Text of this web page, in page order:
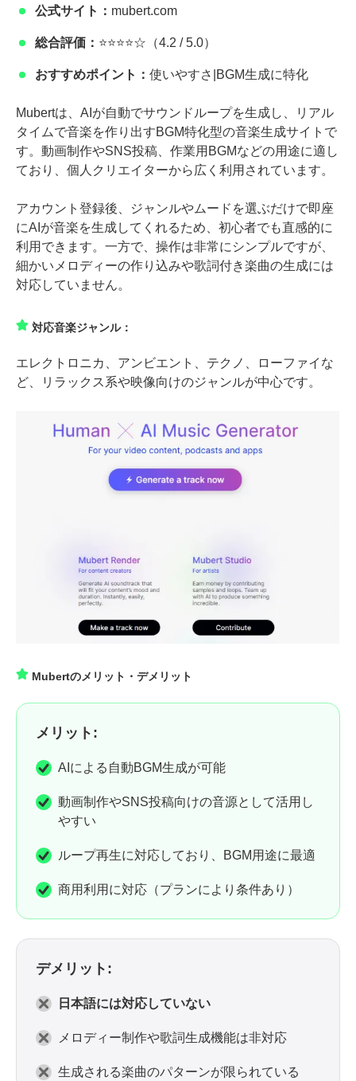
公式サイト： mubert.com
総合評価： ⭐⭐⭐⭐☆（4.2 / 5.0）
おすすめポイント： 使いやすさ|BGM生成に特化
Mubertは、AIが自動でサウンドループを生成し、リアル
タイムで音楽を作り出すBGM特化型の音楽生成サイトで
す。動画制作やSNS投稿、作業用BGMなどの用途に適し
ており、個人クリエイターから広く利用されています。
アカウント登録後、ジャンルやムードを選ぶだけで即座
にAIが音楽を生成してくれるため、初心者でも直感的に
利用できます。一方で、操作は非常にシンプルですが、
細かいメロディーの作り込みや歌詞付き楽曲の生成には
対応していません。
対応音楽ジャンル：
エレクトロニカ、アンビエント、テクノ、ローファイな
ど、リラックス系や映像向けのジャンルが中心です。
Mubertのメリット・デメリット
メリット:
AIによる自動BGM生成が可能
動画制作やSNS投稿向けの音源として活用し
やすい
ループ再生に対応しており、BGM用途に最適
商用利用に対応（プランにより条件あり）
デメリット:
日本語には対応していない
メロディー制作や歌詞生成機能は非対応
生成される楽曲のパターンが限られている